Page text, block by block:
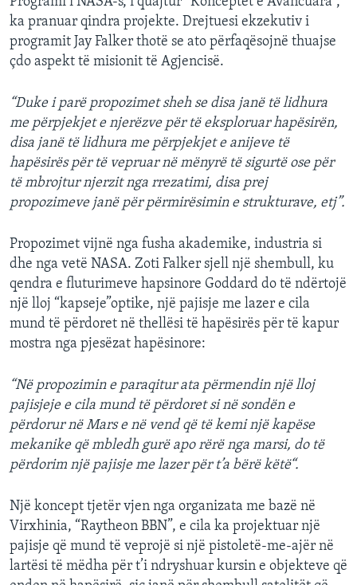
ka pranuar qindra projekte. Drejtuesi ekzekutiv i
programit Jay Falker thotë se ato përfaqësojnë thuajse
çdo aspekt të misionit të Agjencisë.
“Duke i parë propozimet sheh se disa janë të lidhura
me përpjekjet e njerëzve për të eksploruar hapësirën,
disa janë të lidhura me përpjekjet e anijeve të
hapësirës për të vepruar në mënyrë të sigurtë ose për
të mbrojtur njerzit nga rrezatimi, disa prej
propozimeve janë për përmirësimin e strukturave, etj”.
Propozimet vijnë nga fusha akademike, industria si
dhe nga vetë NASA. Zoti Falker sjell një shembull, ku
qendra e fluturimeve hapsinore Goddard do të ndërtojë
një lloj “kapseje”optike, një pajisje me lazer e cila
mund të përdoret në thellësi të hapësirës për të kapur
mostra nga pjesëzat hapësinore:
“Në propozimin e paraqitur ata përmendin një lloj
pajisjeje e cila mund të përdoret si në sondën e
përdorur në Mars e në vend që të kemi një kapëse
mekanike që mbledh gurë apo rërë nga marsi, do të
përdorim një pajisje me lazer për t’a bërë këtë“.
Një koncept tjetër vjen nga organizata me bazë në
Virxhinia, “Raytheon BBN”, e cila ka projektuar një
pajisje që mund të veprojë si një pistoletë-me-ajër në
lartësi të mëdha për t’i ndryshuar kursin e objekteve që